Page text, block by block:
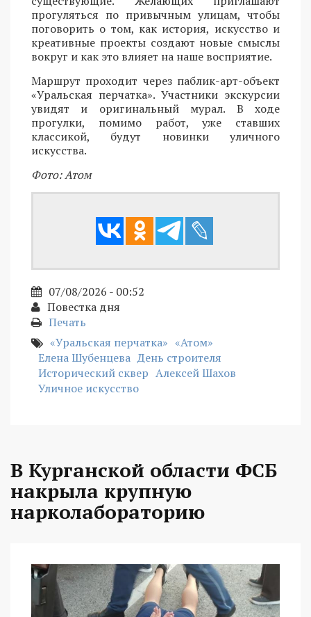
прогуляться по привычным улицам, чтобы
поговорить о том, как история, искусство и
креативные проекты создают новые смыслы
вокруг и как это влияет на наше восприятие.
Маршрут проходит через паблик-арт-объект
«Уральская перчатка». Участники экскурсии
увидят и оригинальный мурал. В ходе
прогулки, помимо работ, уже ставших
классикой, будут новинки уличного
искусства.
Фото: Атом
07/08/2026 - 00:52
Повестка дня
Печать
«Уральская перчатка» «Атом»
Елена Шубенцева День строителя
Исторический сквер Алексей Шахов
Уличное искусство
В Курганской области ФСБ
накрыла крупную
нарколабораторию